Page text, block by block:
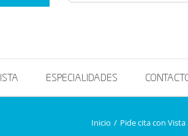
ESPECIALIDADES
Inicio / Pide cita con Vista